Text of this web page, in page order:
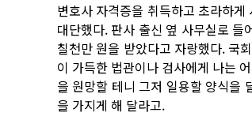
변호사 자격증을 취득하고 초라하
대단했다. 판사 출신 옆 사무실로
칠천만 원을 받았다고 자랑했다. 국
이 가득한 법관이나 검사에게 나는
을 원망할 테니 그저 일용할 양식을
을 가지게 해 달라고.